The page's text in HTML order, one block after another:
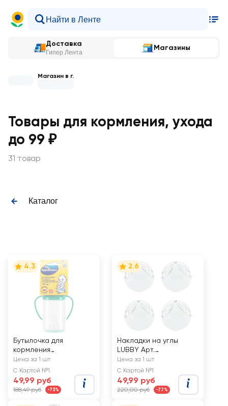
Доставка
Гипер Лента
Магазины
Магазин в г.
Товары для кормления, ухода
до 99 ₽
31 товар
Каталог
4.3
Бутылочка для
кормления
КУРНОСИКИ 125мл с
ручками и
силиконовой
молочной соской, с 6
месяцев, Арт. 11134
Цена за 1 шт
С Картой №1
49,99 руб
188,49 руб -73%
2.6
Накладки на углы
LUBBY Арт.
13580/13581
Цена за 1 шт
С Картой №1
49,99 руб
220,00 руб -77%